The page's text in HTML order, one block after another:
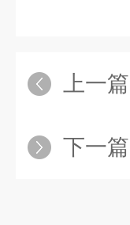
上一篇
下一篇